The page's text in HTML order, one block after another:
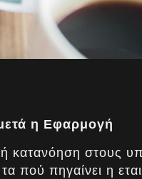
η Εφαρμογή
κατανόηση στους
πού πηγαίνει η